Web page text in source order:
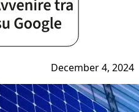
December 4, 2024